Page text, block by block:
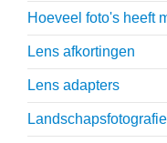
Hoeveel foto's heeft
Lens afkortingen
Lens adapters